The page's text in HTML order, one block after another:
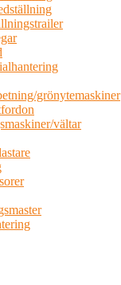
grönytemaskiner
vältar